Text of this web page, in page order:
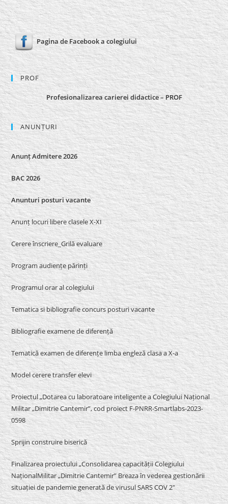
Pagina de Facebook a colegiului
PROF
Profesionalizarea carierei didactice – PROF
ANUNȚURI
Anunț Admitere 2026
BAC 2026
Anunturi posturi vacante
Anunț locuri libere clasele X-XI
Cerere înscriere_Grilă evaluare
Program audiențe părinți
Programul orar al colegiului
Tematica si bibliografie concurs posturi vacante
Bibliografie examene de diferență
Tematică examen de diferențe limba engleză clasa a X-a
Model cerere transfer elevi
Proiectul „Dotarea cu laboratoare inteligente a Colegiului Național
Militar „Dimitrie Cantemir”, cod proiect F-PNRR-Smartlabs-2023-
0598
Sprijin construire biserică
Finalizarea proiectului „Consolidarea capacității Colegiului
NaționalMilitar „Dimitrie Cantemir” Breaza în vederea gestionării
situației de pandemie generată de virusul SARS COV 2″